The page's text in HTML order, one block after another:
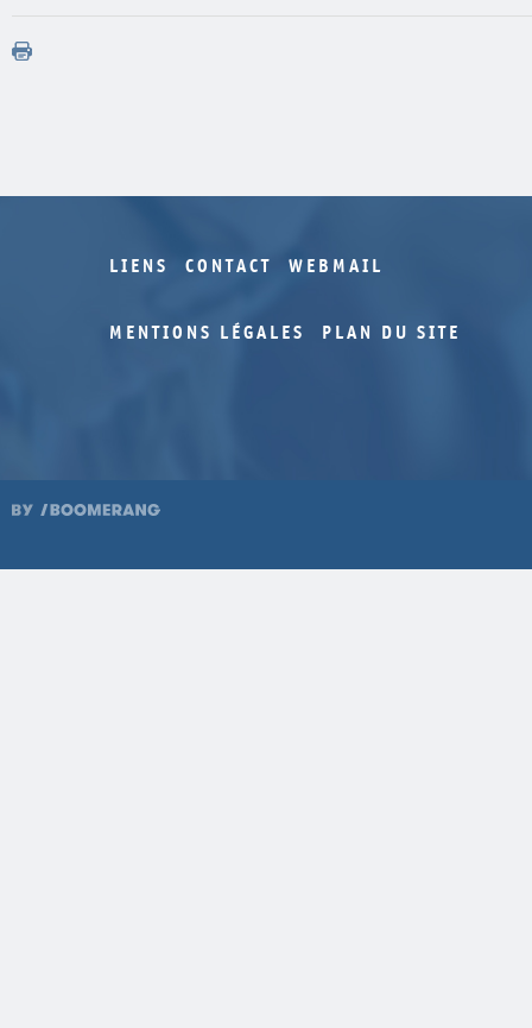
LIENS CONTACT WEBMAIL
MENTIONS LÉGALES PLAN DU SITE